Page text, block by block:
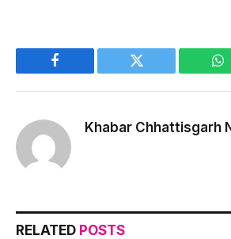
Facebook Twitter
Khabar Chhattisgarh
RELATED POSTS